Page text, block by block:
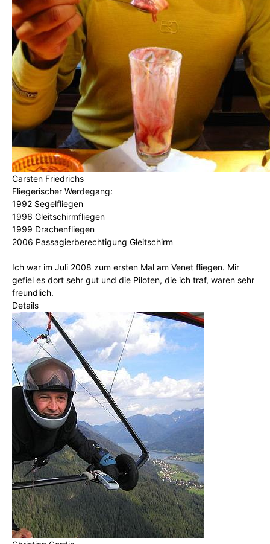
Carsten Friedrichs
Fliegerischer Werdegang:
1992 Segelfliegen
1996 Gleitschirmfliegen
1999 Drachenfliegen
2006 Passagierberechtigung Gleitschirm
Ich war im Juli 2008 zum ersten Mal am Venet fliegen. Mir
gefiel es dort sehr gut und die Piloten, die ich traf, waren sehr
freundlich.
Details